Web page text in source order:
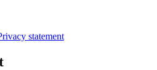
statement